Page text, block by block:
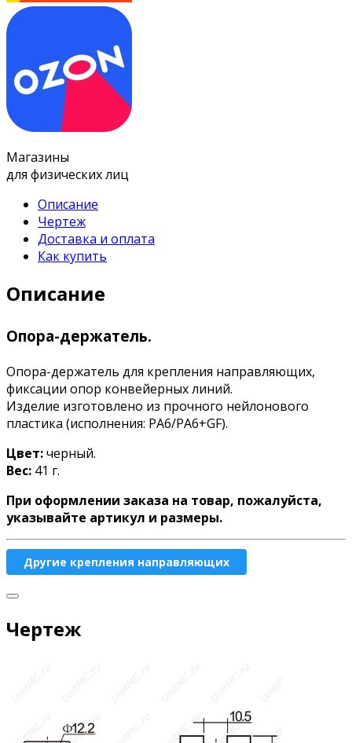
Магазины
для физических лиц
Описание
Чертеж
Доставка и оплата
Как купить
Описание
Опора-держатель.
Опора-держатель для крепления направляющих,
фиксации опор конвейерных линий.
Изделие изготовлено из прочного нейлонового
пластика (исполнения: РА6/РА6+GF).
Цвет:черный.
Вес: 41 г.
При оформлении заказа на товар, пожалуйста,
указывайте артикул и размеры.
Другие крепления направляющих
Чертеж